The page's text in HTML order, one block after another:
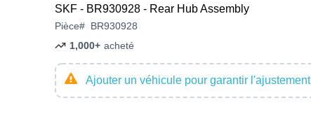
SKF - BR930928 - Rear Hub Assembly
Pièce# BR930928
1,000+ acheté
Ajouter un véhicule pour garantir l'ajustement